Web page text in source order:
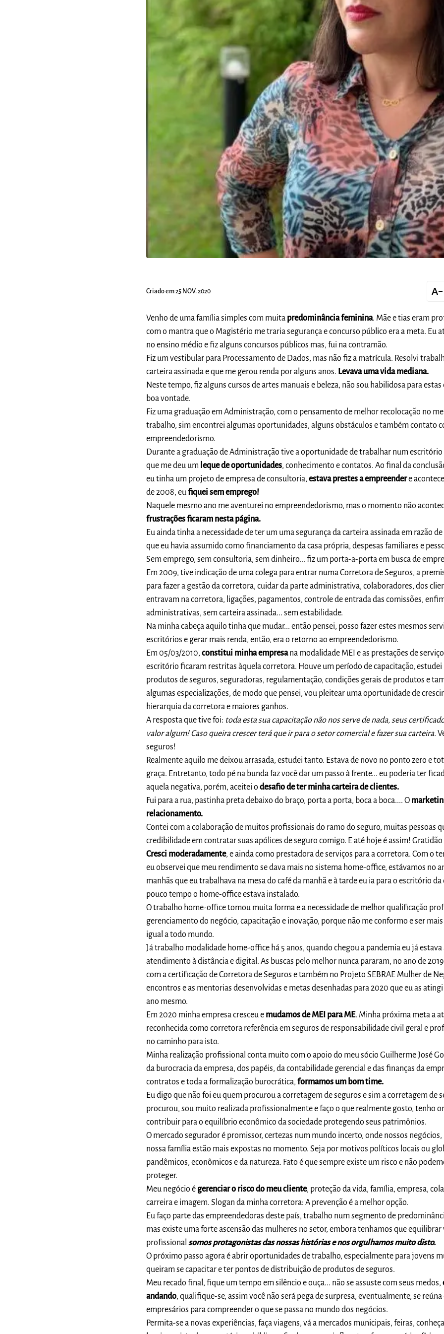
Criado em 25 NOV. 2020 text_decrease
Venho de uma família simples com muita predominância feminina. Mãe e tias eram
com o mantra que o Magistério me traria segurança e concurso público era a meta. Eu
no ensino médio e fiz alguns concursos públicos mas, fui na contramão.
Fiz um vestibular para Processamento de Dados, mas não fiz a matrícula. Resolvi
carteira assinada e que me gerou renda por alguns anos. Levava uma vida mediana.
Neste tempo, fiz alguns cursos de artes manuais e beleza, não sou habilidosa para estas
boa vontade.
Fiz uma graduação em Administração, com o pensamento de melhor recolocação no
trabalho, sim encontrei algumas oportunidades, alguns obstáculos e também contato
empreendedorismo.
Durante a graduação de Administração tive a oportunidade de trabalhar num escritório
que me deu um leque de oportunidades, conhecimento e contatos. Ao final da
eu tinha um projeto de empresa de consultoria,estava prestes a empreendere
de 2008, eufiquei sem emprego!
Naquele mesmo ano me aventurei no empreendedorismo, mas o momento não
frustrações ficaram nesta página.
Eu ainda tinha a necessidade de ter um uma segurança da carteira assinada em razão
que eu havia assumido como financiamento da casa própria, despesas familiares e
Sem emprego, sem consultoria, sem dinheiro... fiz um porta-a-porta em busca de
Em 2009, tive indicação de uma colega para entrar numa Corretora de Seguros, a
para fazer a gestão da corretora, cuidar da parte administrativa, colaboradores, dos
entravam na corretora, ligações, pagamentos, controle de entrada das comissões,
administrativas, sem carteira assinada... sem estabilidade.
Na minha cabeça aquilo tinha que mudar... então pensei, posso fazer estes mesmos
escritórios e gerar mais renda, então, era o retorno ao empreendedorismo.
Em 05/03/2010,constitui minha empresana modalidade MEI e as prestações de
escritório ficaram restritas àquela corretora. Houve um período de capacitação,
produtos de seguros, seguradoras, regulamentação, condições gerais de produtos e
algumas especializações, de modo que pensei, vou pleitear uma oportunidade de
hierarquia da corretora e maiores ganhos.
A resposta que tive foi: toda esta sua capacitação não nos serve de nada, seus
valor algum! Caso queira crescer terá que ir para o setor comercial e fazer sua carteira.
seguros!
Realmente aquilo me deixou arrasada, estudei tanto. Estava de novo no ponto zero e
graça. Entretanto, todo pé na bunda faz você dar um passo à frente... eu poderia ter
aquela negativa, porém, aceitei odesafio de ter minha carteira de clientes.
Fui para a rua, pastinha preta debaixo do braço, porta a porta, boca a boca.... O
relacionamento.
Contei com a colaboração de muitos profissionais do ramo do seguro, muitas pessoas
credibilidade em contratar suas apólices de seguro comigo. E até hoje é assim!
Cresci moderadamente, e ainda como prestadora de serviços para a corretora. Com o
eu observei que meu rendimento se dava mais no sistema home-office, estávamos no
manhãs que eu trabalhava na mesa do café da manhã e à tarde eu ia para o escritório
pouco tempo o home-office estava instalado.
O trabalho home-office tomou muita forma e a necessidade de melhor qualificação
gerenciamento do negócio, capacitação e inovação, porque não me conformo e ser
igual a todo mundo.
Já trabalho modalidade home-office há 5 anos, quando chegou a pandemia eu já
atendimento à distância e digital. As buscas pelo melhor nunca pararam, no ano de
com a certificação de Corretora de Seguros e também no Projeto SEBRAE Mulher de
encontros e as mentorias desenvolvidas e metas desenhadas para 2020 que eu as
ano mesmo.
Em 2020 minha empresa cresceu e mudamos de MEI para ME. Minha próxima meta a
reconhecida como corretora referência em seguros de responsabilidade civil geral e
no caminho para isto.
Minha realização profissional conta muito com o apoio do meu sócio Guilherme José
da burocracia da empresa, dos papéis, da contabilidade gerencial e das finanças da
contratos e toda a formalização burocrática,formamos um bom time.
Eu digo que não foi eu quem procurou a corretagem de seguros e sim a corretagem de
procurou, sou muito realizada profissionalmente e faço o que realmente gosto, tenho
contribuir para o equilíbrio econômico da sociedade protegendo seus patrimônios.
O mercado segurador é promissor, certezas num mundo incerto, onde nossos negócios,
nossa família estão mais expostas no momento. Seja por motivos políticos locais ou
pandêmicos, econômicos e da natureza. Fato é que sempre existe um risco e não
proteger.
Meu negócio é gerenciar o risco do meu cliente, proteção da vida, família, empresa,
carreira e imagem. Slogan da minha corretora: A prevenção é a melhor opção.
Eu faço parte das empreendedoras deste país, trabalho num segmento de
mas existe uma forte ascensão das mulheres no setor, embora tenhamos que equilibrar
profissionalsomos protagonistas das nossas histórias e nos orgulhamos muito disto.
O próximo passo agora é abrir oportunidades de trabalho, especialmente para jovens
queiram se capacitar e ter pontos de distribuição de produtos de seguros.
Meu recado final, fique um tempo em silêncio e ouça... não se assuste com seus medos,
andando, qualifique-se, assim você não será pega de surpresa, eventualmente, se
empresários para compreender o que se passa no mundo dos negócios.
Permita-se a novas experiências, faça viagens, vá a mercados municipais, feiras,